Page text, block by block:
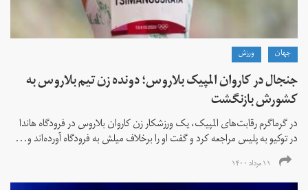
جهان ورزش
جنجال در کاروان المپیک بلاروس؛ دونده زن تیم بلاروس به
کشورش بازنگشت
در گرماگرم رقابت‌های المپیک، یک ورزشکار زن کاروان بلاروس در فرودگاه هاندا
در توکیو به پلیس مراجعه کرد و گفت او را برخلاف میلش به فرودگاه آورده‌اند و...
۱۱ مرداد ۱۴۰۰